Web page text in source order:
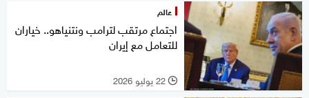
عالم
اجتماع مرتقب لترامب ونتنياهو.. خياران
للتعامل مع إيران
l 22 يوليو 2026